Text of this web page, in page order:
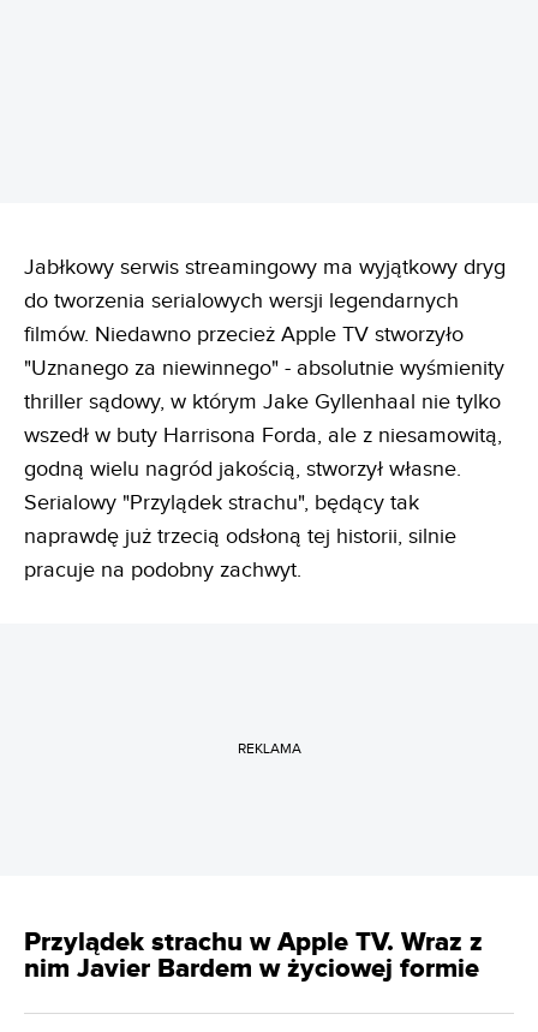
Jabłkowy serwis streamingowy ma wyjątkowy dryg
do tworzenia serialowych wersji legendarnych
filmów. Niedawno przecież Apple TV stworzyło
"Uznanego za niewinnego" - absolutnie wyśmienity
thriller sądowy, w którym Jake Gyllenhaal nie tylko
wszedł w buty Harrisona Forda, ale z niesamowitą,
godną wielu nagród jakością, stworzył własne.
Serialowy "Przylądek strachu", będący tak
naprawdę już trzecią odsłoną tej historii, silnie
pracuje na podobny zachwyt.
REKLAMA
Przylądek strachu w Apple TV. Wraz z
nim Javier Bardem w życiowej formie